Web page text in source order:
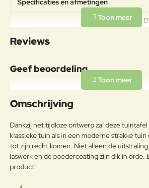
Specificaties en afmetingen
Breedte 70cm
Frame
Legering van
een
weerstaan.
Onderhoudsadvies
Reviews
Geef beoordeling
Uw naam:
g:
Omschrijving
Dankzij het tijdloze ontwerp zal deze tuintafel
klassieke tuin als in een moderne strakke
tot zijn recht komen. Niet alleen de
laswerk en de poedercoating zijn dik in orde.
product!